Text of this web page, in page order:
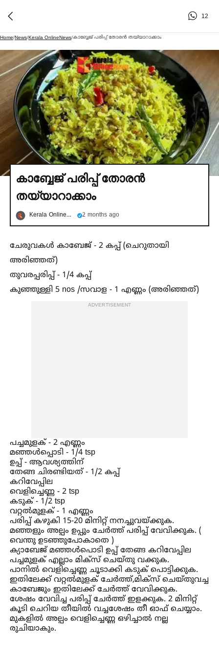
12
Home/News/Kerala OnlineNews/കാബ്ബേജ് പരിപ്പ് തോരൻ തയ്യാറാക്കാം
കാബ്ബേജ് പരിപ്പ് തോരൻ
തയ്യാറാക്കാം
Kerala OnlineNews 2 months ago
ചേരുവകള്‍ കാബേജ് - 2 കപ്പ് (ചെറുതായി
അരിഞ്ഞത്)
തുവരപ്പരിപ്പ് - 1/4 കപ്പ്
കുഞ്ഞുള്ളി 5 nos /സവാള - 1 എണ്ണം (അരിഞ്ഞത്)
ADVERTISEMENT
പച്ചമുളക് - 2 എണ്ണം
മഞ്ഞള്‍പ്പൊടി - 1/4 tsp
ഉപ്പ് - ആവശ്യത്തിന്
തേങ്ങ ചിരണ്ടിയത് - 1/2 കപ്പ്
കറിവേപ്പില
വെളിച്ചെണ്ണ - 2 tsp
കടുക് - 1/2 tsp
വറ്റല്‍മുളക് - 1 എണ്ണം
പരിപ്പ് കഴുകി 15-20 മിനിറ്റ് നനച്ചുവയ്ക്കുക.
മഞ്ഞളും അല്പം ഉപ്പും ചേർത്ത് പരിപ്പ് വേവിക്കുക. (
വെന്തു ഉടഞ്ഞുപോകാതെ )
ക്യാബേജ് മഞ്ഞള്‍പൊടി ഉപ്പ് തേങ്ങ കറിവേപ്പില
പച്ചമുളക് എല്ലാം മിക്സ്‌ ചെയ്തു വക്കുക.
പാനില്‍ വെളിച്ചെണ്ണ ചൂടാക്കി കടുക് പൊട്ടിക്കുക.
ഇതിലേക്ക് വറ്റല്‍മുളക് ചേർത്ത്,മിക്സ്‌ ചെയ്തുവച്ച
കാബേജും ഇതിലേക്ക് ചേർത്ത് വേവിക്കുക.
ശേഷം വേവിച്ച പരിപ്പ് ചേർത്ത് ഇളക്കുക. 2 മിനിറ്റ്
കൂടി ചെറിയ തീയില്‍ വച്ചശേഷം തീ ഓഫ്‌ ചെയ്യാം.
മുകളില്‍ അല്പം വെളിച്ചെണ്ണ ഒഴിച്ചാല്‍ നല്ല
രുചിയാകും.